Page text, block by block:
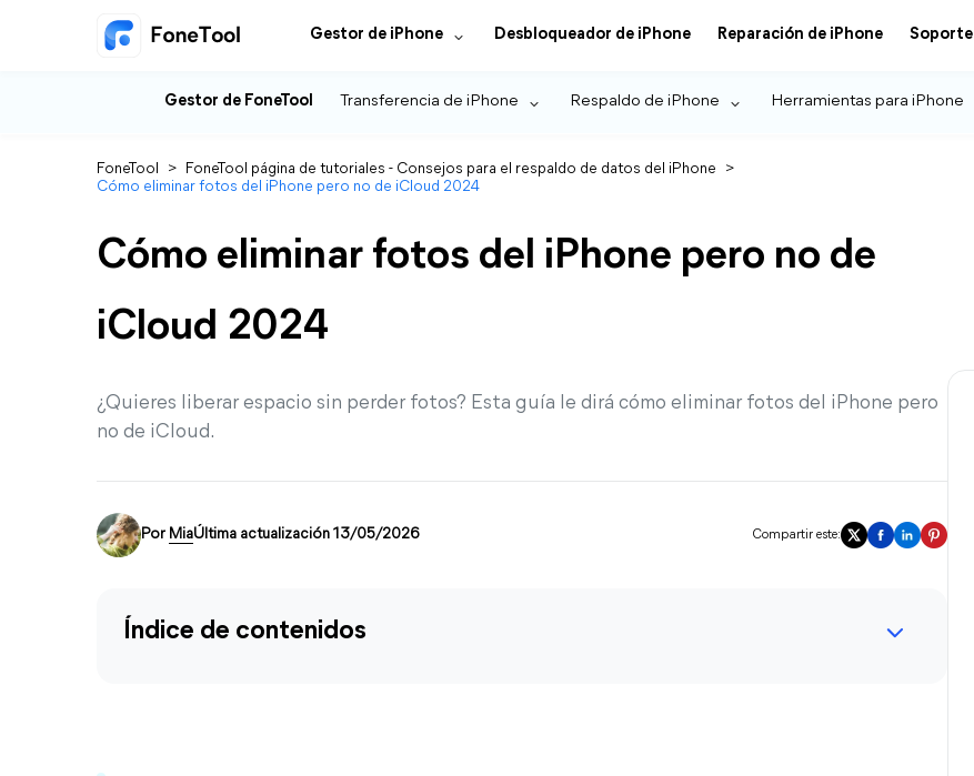
Gestor de iPhone Desbloqueador de iPhone Reparación de iPhone Soporte
Gestor de FoneTool Transferencia de iPhone Respaldo de iPhone Herramientas para iPhone
FoneTool > FoneTool página de tutoriales - Consejos para el respaldo de datos del iPhone
>
Cómo eliminar fotos del iPhone pero no de iCloud 2024
Cómo eliminar fotos del iPhone pero no de
iCloud 2024
¿Quieres liberar espacio sin perder fotos? Esta guía le dirá cómo eliminar fotos del iPhone pero
no de iCloud.
Por MiaÚltima actualización 13/05/2026 Compartir este:
Índice de contenidos